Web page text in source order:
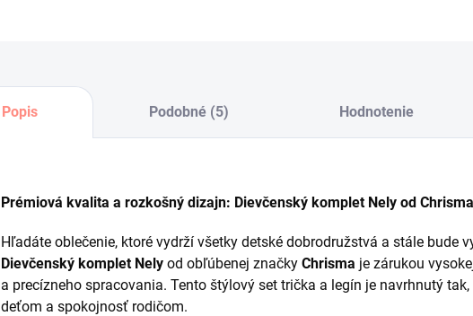
Popis Podobné (5) Hodnotenie
Prémiová kvalita a rozkošný dizajn: Dievčenský komplet Nely od
Hľadáte oblečenie, ktoré vydrží všetky detské dobrodružstvá a stále bude
Dievčenský komplet Nely od obľúbenej značky Chrisma je zárukou
a precízneho spracovania. Tento štýlový set trička a legín je navrhnutý
deťom a spokojnosť rodičom.